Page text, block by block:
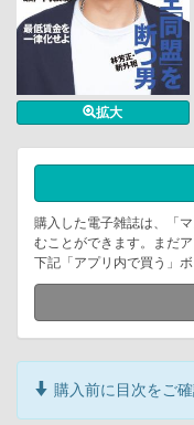
拡大
購入した電子雑誌は、「
むことができます。まだ
下記「アプリ内で買う」
購入前に目次をご